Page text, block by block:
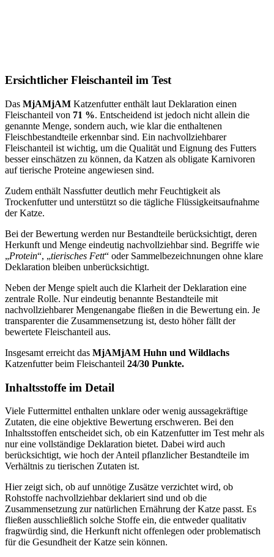
Ersichtlicher Fleischanteil im Test
Das MjAMjAM Katzenfutter enthält laut Deklaration einen
Fleischanteil von 71 %. Entscheidend ist jedoch nicht allein die
genannte Menge, sondern auch, wie klar die enthaltenen
Fleischbestandteile erkennbar sind. Ein nachvollziehbarer
Fleischanteil ist wichtig, um die Qualität und Eignung des Futters
besser einschätzen zu können, da Katzen als obligate Karnivoren
auf tierische Proteine angewiesen sind.
Zudem enthält Nassfutter deutlich mehr Feuchtigkeit als
Trockenfutter und unterstützt so die tägliche Flüssigkeitsaufnahme
der Katze.
Bei der Bewertung werden nur Bestandteile berücksichtigt, deren
Herkunft und Menge eindeutig nachvollziehbar sind. Begriffe wie
„Protein“, „tierisches Fett“ oder Sammelbezeichnungen ohne klare
Deklaration bleiben unberücksichtigt.
Neben der Menge spielt auch die Klarheit der Deklaration eine
zentrale Rolle. Nur eindeutig benannte Bestandteile mit
nachvollziehbarer Mengenangabe fließen in die Bewertung ein. Je
transparenter die Zusammensetzung ist, desto höher fällt der
bewertete Fleischanteil aus.
Insgesamt erreicht das MjAMjAM Huhn und Wildlachs
Katzenfutterbeim Fleischanteil 24/30 Punkte.
Inhaltsstoffe im Detail
Viele Futtermittel enthalten unklare oder wenig aussagekräftige
Zutaten, die eine objektive Bewertung erschweren. Bei den
Inhaltsstoffen entscheidet sich, ob ein Katzenfutter im Test mehr als
nur eine vollständige Deklaration bietet. Dabei wird auch
berücksichtigt, wie hoch der Anteil pflanzlicher Bestandteile im
Verhältnis zu tierischen Zutaten ist.
Hier zeigt sich, ob auf unnötige Zusätze verzichtet wird, ob
Rohstoffe nachvollziehbar deklariert sind und ob die
Zusammensetzung zur natürlichen Ernährung der Katze passt. Es
fließen ausschließlich solche Stoffe ein, die entweder qualitativ
fragwürdig sind, die Herkunft nicht offenlegen oder problematisch
für die Gesundheit der Katze sein können.